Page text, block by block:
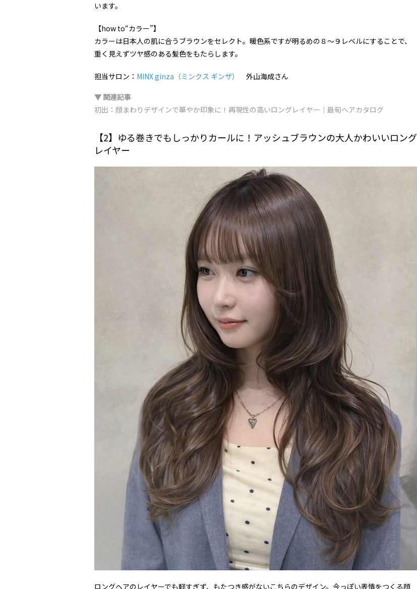
います。
【how to“カラー”】
カラーは日本人の肌に合うブラウンをセレクト。暖色系ですが明るめの８〜９レベルにすることで、
重く見えずツヤ感のある髪色をもたらします。
担当サロン： MINX ginza（ミンクス ギンザ） 外山海成さん
▼ 関連記事
初出：顔まわりデザインで華やか印象に！再現性の高いロングレイヤー｜最旬ヘアカタログ
【2】ゆる巻きでもしっかりカールに！アッシュブラウンの大人かわいいロング
レイヤー
ロングヘアのレイヤーでも軽すぎず、もたつき感がないこちらのデザイン。今っぽい表情をつくる顔